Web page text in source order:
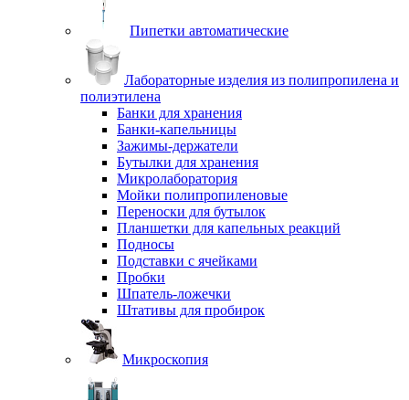
Пипетки автоматические
Лабораторные изделия из полипропилена и
полиэтилена
Банки для хранения
Банки-капельницы
Зажимы-держатели
Бутылки для хранения
Микролаборатория
Мойки полипропиленовые
Переноски для бутылок
Планшетки для капельных реакций
Подносы
Подставки с ячейками
Пробки
Шпатель-ложечки
Штативы для пробирок
Микроскопия